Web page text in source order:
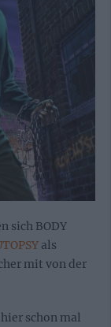
sich BODY
als
mit von der
schon mal